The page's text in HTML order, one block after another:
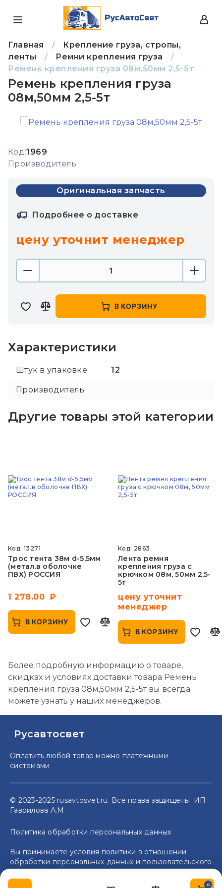
Главная /
Крепление груза, стропы,
ленты
/ Ремни крепления груза
/
Ремень крепления груза 08м,50мм 2,5-5т
Ремень крепления груза
08м,50мм 2,5-5т
Код:1969
Производитель:
Оригинальная запчасть
Подробнее о доставке
цену уточнит менеджер
В КОРЗИНУ
Характеристики
Штук в упаковке 12
Производитель
Другие товары этой категории
Код: 13271
Трос тента 38м d-5,5мм
(метал.в оболочке
ПВХ) РОССИЯ
1 278.00
В КОРЗИНУ
Код: 2863
Лента ремня
крепления груза с
крючком 08м, 50мм 2,5-
5т
цену уточнит
менеджер
В КОРЗИНУ
Более подробную информацию о товаре,
скидках и условиях доставки товара Ремень
крепления груза 08м,50мм 2,5-5т вы всегда
можете узнать у наших менеджеров.
Русавтосвет
Оплатить любой товар можно платежными
системами
© 2023-2025 rusavtosvet.ru. Все права защищены. ИП
Гаврилова А.М
Политика обработки персональных данных
Вы принимаете условия политики в отношении
обработки персональных данных и пользовательского
соглашения каждый раз, когда оставляете свои
данные в любой форме обратной связи на сайте
0